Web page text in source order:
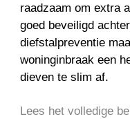
raadzaam om extra
goed beveiligd
diefstalpreventie
woninginbraak een
dieven te slim af.
Lees het volledige